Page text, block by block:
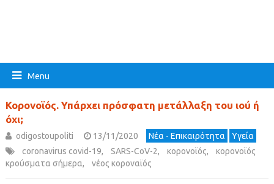
Menu
Κορονοϊός. Υπάρχει πρόσφατη μετάλλαξη του ιού ή
όχι;
odigostoupoliti 13/11/2020 Νέα - Επικαιρότητα
Υγεία
coronavirus covid-19, SARS-CoV-2, κορονοϊός,
κορονοϊός
κρούσματα σήμερα, νέος κοροναϊός